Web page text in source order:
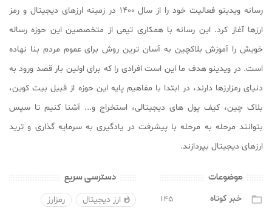
رسانه ویدینو فعالیت خود را از سال ۱۴۰۰ در زمینه ارزهای دیجیتال و رمز
ارزها آغاز کرد. این رسانه با همکاری تیمی از متخصصین این حوزه رساله
خویش را آموزش بلاکچین به آسان ترین روش برای عموم مردم بنا نهاده
است. در ویدینو هدف ما این است افرادی را که برای اولین بار قصد ورود به
دنیای رمزارزها دارند، در ابتدا با مفاهیم پایه این حوزه از قبیل بیت کوین،
بلاک چین، کیف پول های دیجیتالی، استخراج و... آشنا کنیم تا سپس
بتوانند مرحله به مرحله با پیشرفت در یادگیری به سرمایه گذاری و ترید
ارزهای دیجیتال بپردازند.
موضوعات

خبر کوتاه ۱۴۵
دسترسی سریع
 ارز دیجیتال
رمزارز